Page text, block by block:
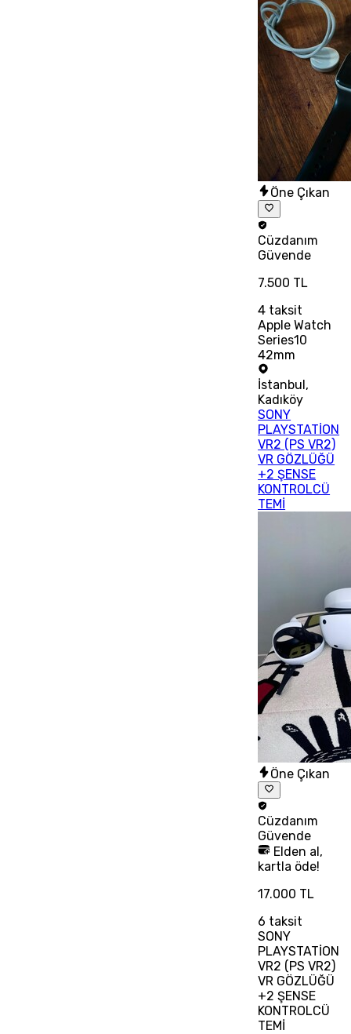
Öne Çıkan
Cüzdanım
Güvende
7.500 TL
4 taksit
Apple Watch
Series10
42mm
İstanbul,
Kadıköy
SONY
PLAYSTATİON
VR2 (PS VR2)
VR GÖZLÜĞÜ
+2 ŞENSE
KONTROLCÜ
TEMİ
Öne Çıkan
Cüzdanım
Güvende
Elden al,
kartla öde!
17.000 TL
6 taksit
SONY
PLAYSTATİON
VR2 (PS VR2)
VR GÖZLÜĞÜ
+2 ŞENSE
KONTROLCÜ
TEMİ